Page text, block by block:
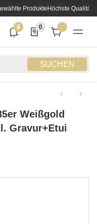
ProdukteHöchste Qualität
SUCHEN
6
6 neue Notifizierungen
0
0 Produkte in der
Weißgold
Gravur+Etui